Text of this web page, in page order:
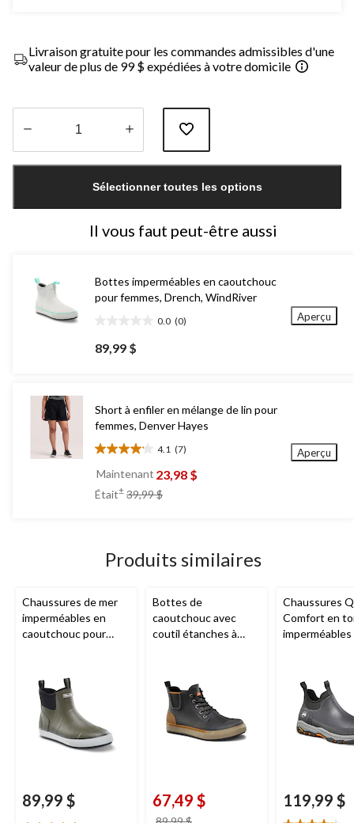
Livraison gratuite pour les commandes admissibles d'une
valeur de plus de 99 $ expédiées à votre domicile
jour
Sélectionner toutes les options
Il vous faut peut-être aussi
Bottes imperméables en caoutchouc
pour femmes, Drench, WindRiver
0.0 (0)
étoile(s)
sur
89,99 $
Aperçu
Short à enfiler en mélange de lin pour
femmes, Denver Hayes
4.1 (7)
4.1
étoile(s)
sur
5.
Maintenant 23,98 $
Était± 39,99 $
Aperçu
Produits similaires
Chaussures de mer
imperméables en
caoutchouc pour
89,99 $
Bottes de
caoutchouc avec
coutil étanches à
WindRiver
67,49 $
Chaussures
Comfort en
WindRiver
119,99 $